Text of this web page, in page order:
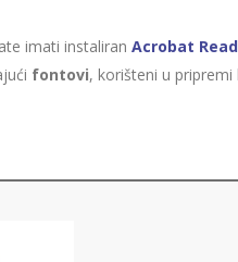
imati instaliran Acrobat
fontovi, korišteni u pripremi